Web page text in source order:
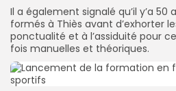
Il a également signalé qu’il y’a
formés à Thiès avant d’exhorter
ponctualité et à l’assiduité pour
fois manuelles et théoriques.